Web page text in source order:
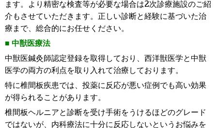
ます。より精密な検査等が必要な場合は2次診療施設のご紹
介もさせていただきます。正しい診断と経験に基づいた治
療まで、総合的にお任せください。
■ 中獣医療法
中獣医鍼灸師認定登録を取得しており、 西洋獣医学と中獣
医学の両方の利点を取り入れて治療しております。
特に椎間板疾患では、投薬に反応が悪い症例でも高い効果
が得られることがあります。
椎間板ヘルニアと診断を受け手術をうけるほどのグレード
ではないが、内科療法に十分に反応しないというお悩みを